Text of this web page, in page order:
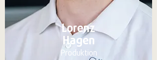
Produktion
Hagen
Lorenz